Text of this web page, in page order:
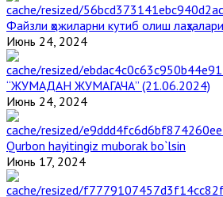
Файзли ҳожиларни кутиб олиш лаҳзалари
Июнь 24, 2024
“ЖУМАДАН ЖУМАГАЧА” (21.06.2024)
Июнь 24, 2024
Qurbon hayitingiz muborak bo`lsin
Июнь 17, 2024